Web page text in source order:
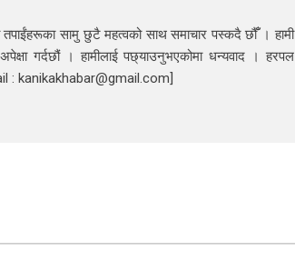
तपाईंहरूका सामु छुटै महत्वको साथ समाचार पस्कदै छौँँ । हामी
गर्दछौं । हामीलाई पछ्याउनुभएकोमा धन्यवाद । हरपल
: kanikakhabar@gmail.com]